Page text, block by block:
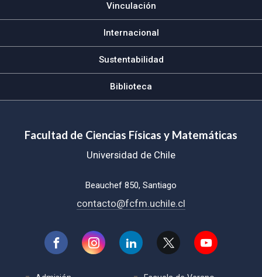
Vinculación
Internacional
Sustentabilidad
Biblioteca
Facultad de Ciencias Físicas y Matemáticas
Universidad de Chile
Beauchef 850, Santiago
contacto@fcfm.uchile.cl